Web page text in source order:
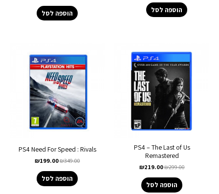
הוספה לסל הוספה לסל
PS4 – The Last of Us
Remastered
₪299.00
₪219.00
הוספה לסל
PS4 Need For Speed : Rivals
₪349.00
₪199.00
הוספה לסל